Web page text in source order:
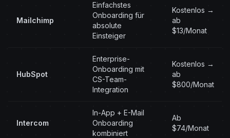
Mailchimp
Einfachstes
Onboarding für
absolute
Einsteiger
Kostenlos →
ab
$13/Monat
HubSpot
Enterprise-
Onboarding mit
CS-Team-
Integration
Kostenlos →
ab
$800/Monat
Intercom
In-App + E-Mail
Onboarding
kombiniert
Ab
$74/Monat